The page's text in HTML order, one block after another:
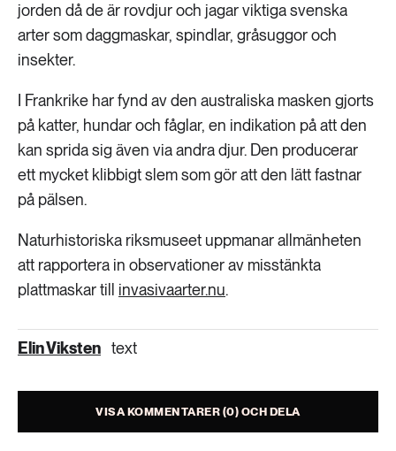
jorden då de är rovdjur och jagar viktiga svenska
arter som daggmaskar, spindlar, gråsuggor och
insekter.
I Frankrike har fynd av den australiska masken gjorts
på katter, hundar och fåglar, en indikation på att den
kan sprida sig även via andra djur. Den producerar
ett mycket klibbigt slem som gör att den lätt fastnar
på pälsen.
Naturhistoriska riksmuseet uppmanar allmänheten
att rapportera in observationer av misstänkta
plattmaskar till invasivaarter.nu.
Elin Viksten text
VISA KOMMENTARER (0) OCH DELA